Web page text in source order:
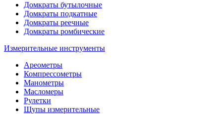
Домкраты бутылочные
Домкраты подкатные
Домкраты реечные
Домкраты ромбические
Измерительные инструменты
Ареометры
Компрессометры
Манометры
Масломеры
Рулетки
Щупы измерительные